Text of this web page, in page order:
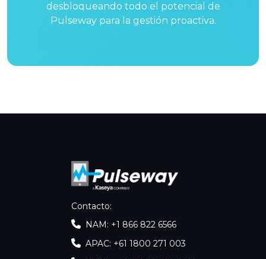
desbloqueando todo el potencial de
Pulseway para la gestión proactiva.
Contacto:
NAM: +1 866 822 6566
APAC: +61 1800 271 003